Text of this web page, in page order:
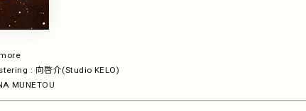
: 向啓介(Studio KELO)
MUNETOU